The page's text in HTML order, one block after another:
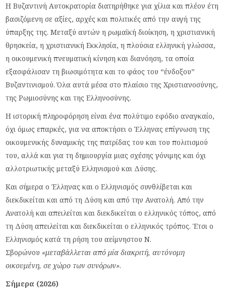
Η Βυζαντινή Αυτοκρατορία διατηρήθηκε για χίλια και πλέον έτη
βασιζόμενη σε αξίες, αρχές και πολιτικές από την αυγή της
ύπαρξης της. Μεταξύ αυτών η ρωμαϊκή διοίκηση, η χριστιανική
θρησκεία, η χριστιανική Εκκλησία, η πλούσια ελληνική γλώσσα,
η οικουμενική πνευματική κίνηση και διανόηση, τα οποία
εξασφάλισαν τη βιωσιμότητα και το φάος του “ένδοξου”
Βυζαντινισμού. Όλα αυτά μέσα στο πλαίσιο της Χριστιανοσύνης,
της Ρωμιοσύνης και της Ελληνοσύνης.
Η ιστορική πληροφόρηση είναι ένα πολύτιμο εφόδιο αναγκαίο,
όχι όμως επαρκές, για να αποκτήσει ο Έλληνας επίγνωση της
οικουμενικής δυναμικής της πατρίδας του και του πολιτισμού
του, αλλά και για τη δημιουργία μιας σχέσης γόνιμης και όχι
αλλοτριωτικής μεταξύ Ελληνισμού και Δύσης.
Και σήμερα ο Έλληνας και ο Ελληνισμός συνθλίβεται και
διεκδικείται και από τη Δύση και από την Ανατολή. Από την
Ανατολή και απειλείται και διεκδικείται ο ελληνικός τόπος, από
τη Δύση απειλείται και διεκδικείται ο ελληνικός τρόπος. Έτσι ο
Ελληνισμός κατά τη ρήση του αείμνηστου Ν.
Σβορώνου «μεταβάλλεται από μία διακριτή, αυτόνομη
οικουμένη, σε χώρο των συνόρων».
Σήμερα (2026)